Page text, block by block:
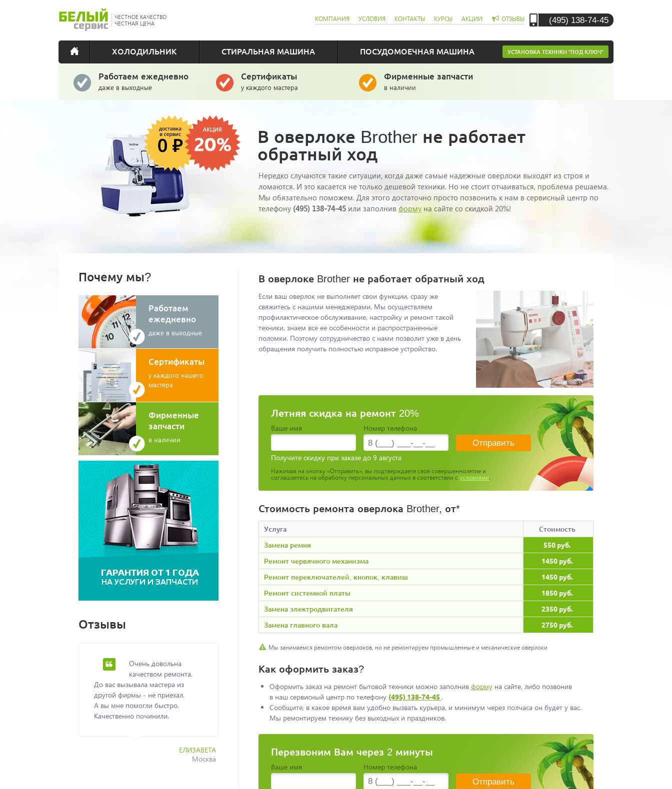
ЧЕСТНОЕ КАЧЕСТВО
ЧЕСТНАЯ ЦЕНА
(495) 138-74-45
КОМПАНИЯ УСЛОВИЯ КОНТАКТЫ КУРСЫ АКЦИИ ОТЗЫВЫ
ХОЛОДИЛЬНИК СТИРАЛЬНАЯ МАШИНА ПОСУДОМОЕЧНАЯ МАШИНА УСТАНОВКА ТЕХНИКИ "ПОД КЛЮЧ"
Работаем ежедневно
даже в выходные
Сертификаты
у каждого мастера
Фирменные запчасти
в наличии
В оверлоке Brother не работает
обратный ход
Нередко случаются такие ситуации, когда даже самые надежные оверлоки выходят из строя и
ломаются. И это касается не только дешевой техники. Но не стоит отчаиваться, проблема решаема.
Мы обязательно поможем. Для этого достаточно просто позвонить к нам в сервисный центр по
телефону (495) 138-74-45 или заполнив форму на сайте со скидкой 20%!
Почему мы?
Работаем
ежедневно
даже в выходные
Сертификаты
у каждого нашего
мастера
Фирменные
запчасти
в наличии
Отзывы
Очень довольна
качеством ремонта.
До вас вызывала мастера из
другой фирмы - не приехал.
А вы мне помогли быстро.
Качественно починили.
ЕЛИЗАВЕТА
Москва
В оверлоке Brother не работает обратный ход
Если ваш оверлок не выполняет свои функции, сразу же
свяжитесь с нашими менеджерами. Мы осуществляем
профилактическое обслуживание, настройку и ремонт такой
техники, знаем все ее особенности и распространенные
поломки. Поэтому сотрудничество с нами позволит уже в день
обращения получить полностью исправное устройство.
Летняя скидка на ремонт 20%
Ваше имя Номер телефона
Получите скидку при заказе до 9 августа
Нажимая на кнопку «Отправить», вы подтверждаете своё совершеннолетие и
соглашаетесь на обработку персональных данных в соответствии с условиями.
Стоимость ремонта оверлока Brother, от*
Услуга
Стоимость
Замена ремня
550 руб.
Ремонт червячного механизма 1450 руб.
Ремонт переключателей, кнопок, клавиш 1450 руб.
Ремонт системной платы 1850 руб.
Замена электродвигателя 2350 руб.
Замена главного вала 2750 руб.
Мы занимаемся ремонтом оверлоков, но не ремонтируем промышленные и механические оверлоки
Как оформить заказ?
Оформить заказ на ремонт бытовой техники можно заполнив формуна сайте, либо позвонив
в наш сервисный центр по телефонy (495) 138-74-45 .
Сообщите, в какое время вам удобно вызвать курьера, и минимум через полчаса он будет у вас.
Мы ремонтируем технику без выходных и праздников.
Перезвоним Вам через 2 минуты
Ваше имя Номер телефона